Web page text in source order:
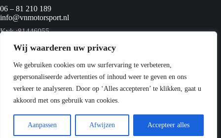
Wij waarderen uw privacy
We gebruiken cookies om uw surfervaring te verbeteren,
gepersonaliseerde advertenties of inhoud weer te geven en ons
verkeer te analyseren. Door op ‘Alles accepteren’ te klikken, gaat u
akkoord met ons gebruik van cookies.
Aanpassen Afwijzen Accepteer alles
06 – 81 210 189
info@vnmotorsport.nl
Kvk :81446055
Menu
Home
Quads
Over ons